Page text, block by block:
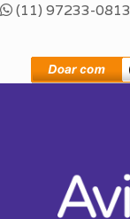
(11) 97233-0813